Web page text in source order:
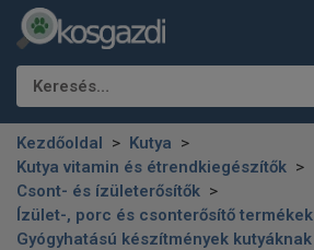
Keresés…
Kezdőoldal
Kutya
Kutya vitamin és étrendkiegészítők
Csont- és ízületerősítők
Ízület-, porc és csonterősítő termékek
Gyógyhatású készítmények kutyáknak